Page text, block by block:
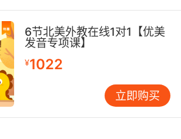
6节北美外教在线1对1【优美
发音专项课】
¥1022
立即购买